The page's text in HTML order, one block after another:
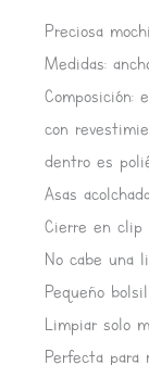
Preciosa
Medidas:
Composición:
con
dentro es
Asas
Cierre en clip
No cabe una
Pequeño
Limpiar solo
Perfecta